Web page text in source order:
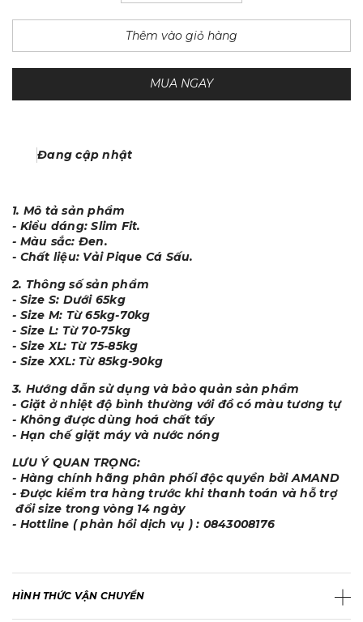
Thêm vào giỏ hàng
MUA NGAY
Đang cập nhật
1. Mô tả sản phẩm
- Kiểu dáng: Slim Fit.
- Màu sắc: Đen.
- Chất liệu: Vải Pique Cá Sấu.
2. Thông số sản phẩm
- Size S: Dưới 65kg
- Size M: Từ 65kg-70kg
- Size L: Từ 70-75kg
- Size XL: Từ 75-85kg
- Size XXL: Từ 85kg-90kg
3. Hướng dẫn sử dụng và bảo quản sản phẩm
- Giặt ở nhiệt độ bình thường với đồ có màu tương tự
- Không được dùng hoá chất tẩy
- Hạn chế giặt máy và nước nóng
LƯU Ý QUAN TRỌNG:
- Hàng chính hãng phân phối độc quyền bởi AMAND
- Được kiểm tra hàng trước khi thanh toán và hỗ trợ
đổi size trong vòng 14 ngày
- Hottline ( phản hồi dịch vụ ) : 0843008176
HÌNH THỨC VẬN CHUYỂN